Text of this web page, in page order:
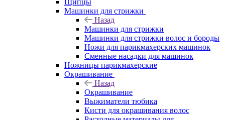
Щипцы
Машинки для стрижки
Назад
Машинки для стрижки
Машинки для стрижки волос и бороды
Ножи для парикмахерских машинок
Сменные насадки для машинок
Ножницы парикмахерские
Окрашивание
Назад
Окрашивание
Выжиматели тюбика
Кисти для окрашивания волос